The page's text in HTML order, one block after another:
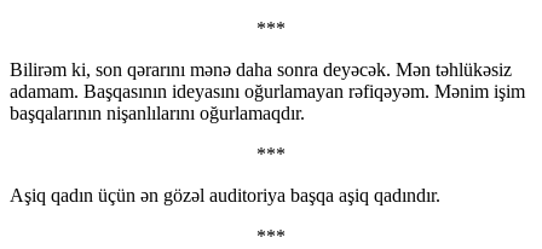
***
Bilirəm ki, son qərarını mənə daha sonra deyəcək. Mən təhlükəsiz
adamam. Başqasının ideyasını oğurlamayan rəfiqəyəm. Mənim işim
başqalarının nişanlılarını oğurlamaqdır.
***
Aşiq qadın üçün ən gözəl auditoriya başqa aşiq qadındır.
***